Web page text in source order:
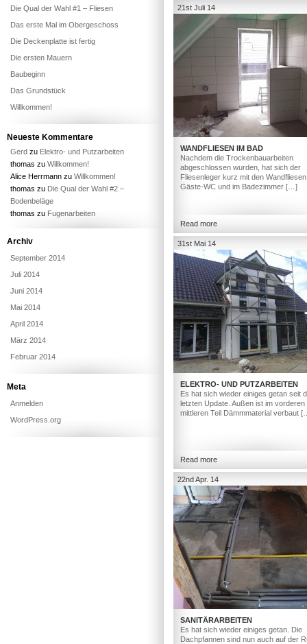
21st Juli 14
WANDFLIESEN IM BAD
Nachdem die Trockenbauarbeiten
abgeschlossen wurden, hat sich der
Fliesenleger kurz mit den
Gäste-WC und im Badezimmer […]
Read more
31st Mai 14
ELEKTRO- UND PUTZARBEITEN
Es hat sich wieder einiges getan seit
letzten Update. Außen ist im vorderen
mittleren Teil Dämmmaterial verbaut
Read more
22nd Apr. 14
SANITÄRARBEITEN
Es hat sich wieder einiges getan. Die
Dachpfannen sind nun auch auf der
Die Qual der Wahl #1 – Fliesen
Das erste Mal im Obergeschoss
Die Deckenplatte ist fertig
Die ersten Mauern
Baubeginn
Das Grundstück
Willkommen!
Neueste Kommentare
Gerd zu Elektro- und Putzarbeiten
thomas zu Willkommen!
Alice Herrmann zu Willkommen!
thomas zu Die Qual der Wahl #2 –
Bodenbeläge
thomas zu Fugenarbeiten
Archiv
September 2014
Juli 2014
Juni 2014
Mai 2014
April 2014
März 2014
Februar 2014
Meta
Anmelden
WordPress.org